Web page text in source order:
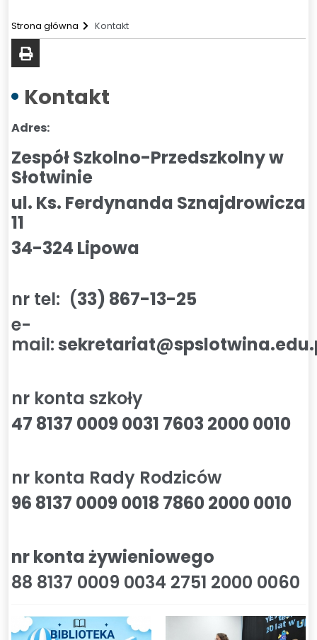
Strona główna Kontakt
drukuj
Kontakt
Adres:
Zespół Szkolno-Przedszkolny w
Słotwinie
ul. Ks. Ferdynanda Sznajdrowicza
11
34-324 Lipowa
nr tel: (33) 867-13-25
e-
mail:
nr konta szkoły
47 8137 0009 0031 7603 2000 0010
nr konta Rady Rodziców
96 8137 0009 0018 7860 2000 0010
nr konta żywieniowego
88 8137 0009 0034 2751 2000 0060